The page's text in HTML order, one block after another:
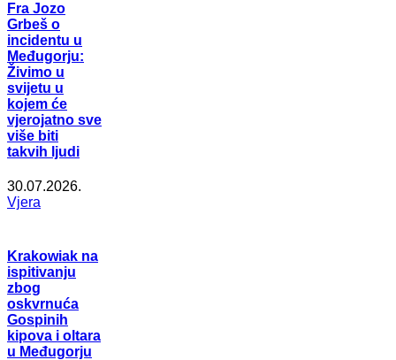
Fra Jozo
Grbeš o
incidentu u
Međugorju:
Živimo u
svijetu u
kojem će
vjerojatno sve
više biti
takvih ljudi
30.07.2026.
Vjera
Krakowiak na
ispitivanju
zbog
oskvrnuća
Gospinih
kipova i oltara
u Međugorju